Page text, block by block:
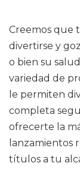
Creemos que
divertirse y
o bien su
variedad de
le permiten
completa
ofrecerte la
lanzamientos
títulos a tu